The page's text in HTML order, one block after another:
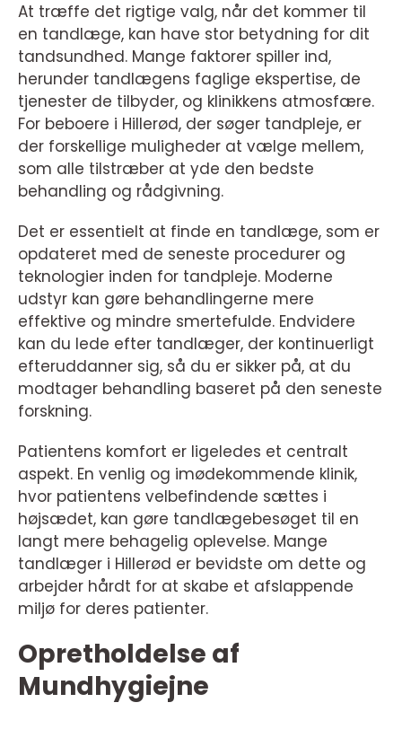
At træffe det rigtige valg, når det kommer til
en tandlæge, kan have stor betydning for dit
tandsundhed. Mange faktorer spiller ind,
herunder tandlægens faglige ekspertise, de
tjenester de tilbyder, og klinikkens atmosfære.
For beboere i Hillerød, der søger tandpleje, er
der forskellige muligheder at vælge mellem,
som alle tilstræber at yde den bedste
behandling og rådgivning.
Det er essentielt at finde en tandlæge, som er
opdateret med de seneste procedurer og
teknologier inden for tandpleje. Moderne
udstyr kan gøre behandlingerne mere
effektive og mindre smertefulde. Endvidere
kan du lede efter tandlæger, der kontinuerligt
efteruddanner sig, så du er sikker på, at du
modtager behandling baseret på den seneste
forskning.
Patientens komfort er ligeledes et centralt
aspekt. En venlig og imødekommende klinik,
hvor patientens velbefindende sættes i
højsædet, kan gøre tandlægebesøget til en
langt mere behagelig oplevelse. Mange
tandlæger i Hillerød er bevidste om dette og
arbejder hårdt for at skabe et afslappende
miljø for deres patienter.
Opretholdelse af
Mundhygiejne